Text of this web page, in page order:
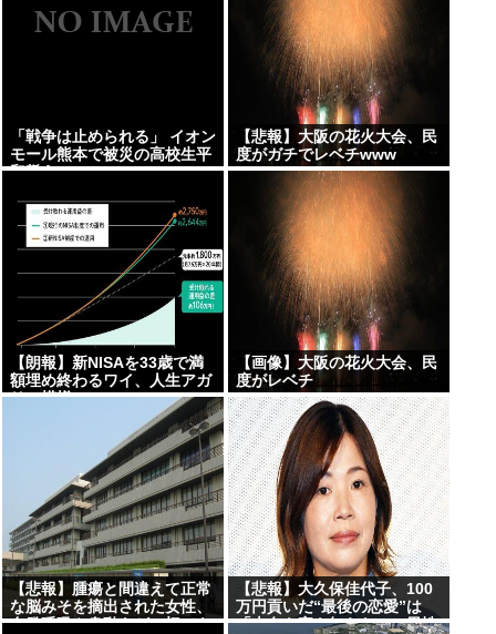
「戦争は止められる」 イオン
モール熊本で被災の高校生平
和誓う
【悲報】大阪の花火大会、民
度がガチでレベチwww
【朗報】新NISAを33歳で満
額埋め終わるワイ、人生アガ
リの模様www
【画像】大阪の花火大会、民
度がレベチ
【悲報】腫瘍と間違えて正常
な脳みそを摘出された女性、
自発呼吸や身動きが一切でき
【悲報】大久保佳代子、100
万円貢いだ“最後の恋愛”は
「本名も家も知らない」男性